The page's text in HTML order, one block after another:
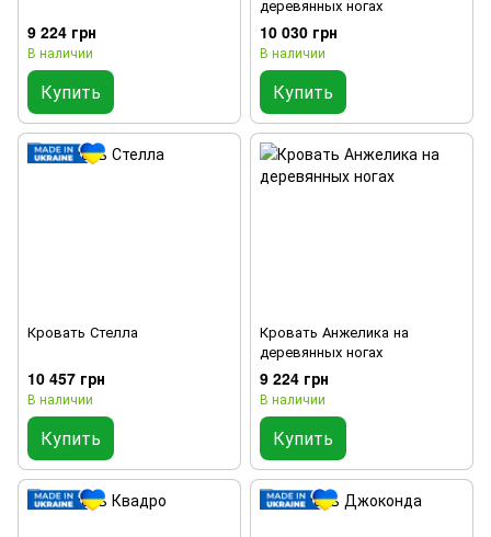
9 224 грн
В наличии
Купить
деревянных ногах
10 030 грн
В наличии
Купить
Кровать Стелла
10 457 грн
В наличии
Купить
Кровать Анжелика на
деревянных ногах
9 224 грн
В наличии
Купить